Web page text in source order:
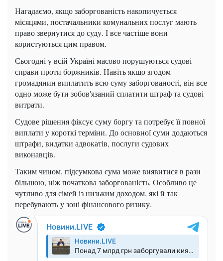
Нагадаємо, якщо заборгованість накопичується
місяцями, постачальники комунальних послуг мають
право звернутися до суду. І все частіше вони
користуються цим правом.
Сьогодні у всій Україні масово порушуються судові
справи проти боржників. Навіть якщо згодом
громадянин виплатить всю суму заборгованості, він все
одно може бути зобов'язаний сплатити штраф та судові
витрати.
Судове рішення фіксує суму боргу та потребує її повної
виплати у короткі терміни. До основної суми додаються
штрафи, видатки адвокатів, послуги судових
виконавців.
Таким чином, підсумкова сума може виявитися в рази
більшою, ніж початкова заборгованість. Особливо це
чутливо для сімей із низьким доходом, які й так
перебувають у зоні фінансового ризику.